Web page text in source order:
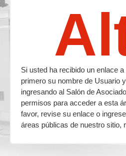
Si usted ha recibido un enlace
primero su nombre de Usuario
ingresando al Salón de
permisos para acceder a esta
favor, revise su enlace o
áreas públicas de nuestro sitio,